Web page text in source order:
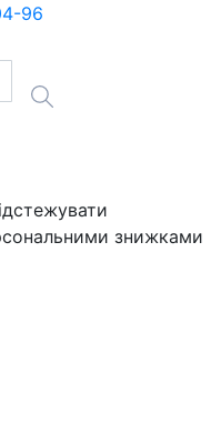
96
знижками